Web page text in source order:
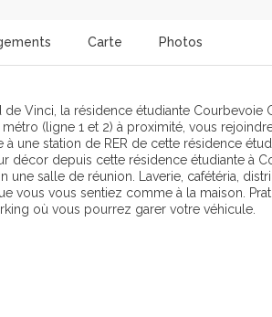
Carte Photos
de Vinci, la résidence étudiante
(ligne 1 et 2) à proximité, vous
à une station de RER de cette résidence
décor depuis cette résidence étudiante à
une salle de réunion. Laverie, cafétéria,
vous vous sentiez comme à la maison.
où vous pourrez garer votre véhicule.